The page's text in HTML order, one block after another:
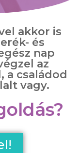
akkor is
és
nap
az
a családod
vagy.